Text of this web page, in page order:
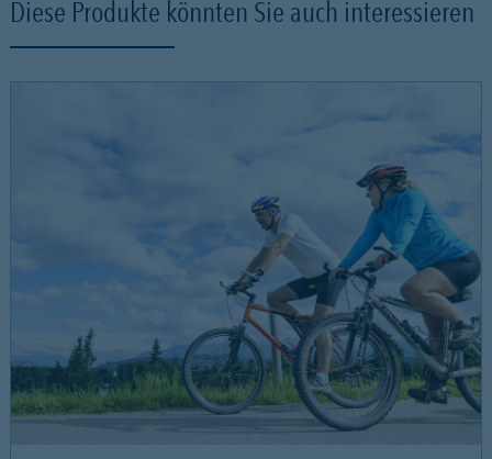
Diese Produkte könnten Sie auch interessieren